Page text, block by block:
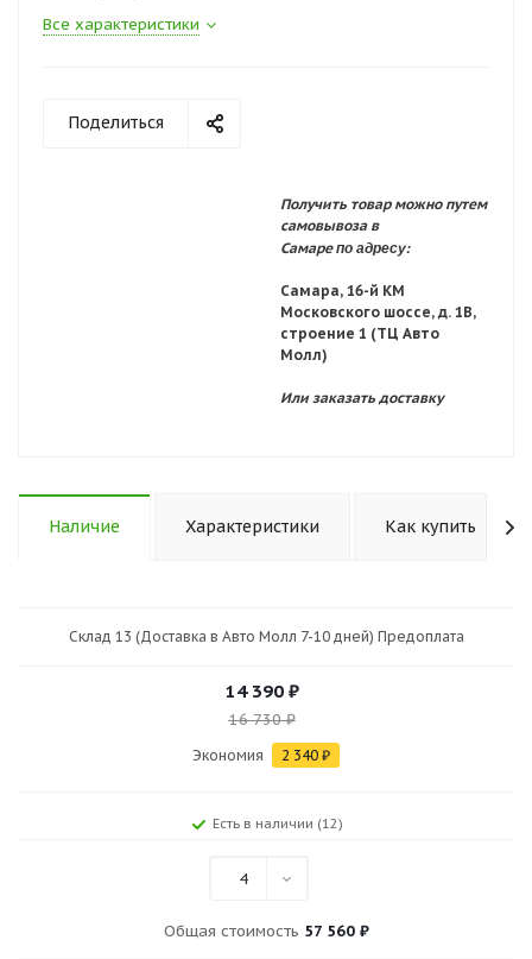
Все характеристики
Поделиться
Получить товар можно путем
самовывоза в
Самарепо адресу:
Самара, 16-й КМ
Московского шоссе, д. 1В,
строение 1 (ТЦ Авто
Молл)
Или заказать доставку
Наличие Характеристики Как купить
Склад 13 (Доставка в Авто Молл 7-10 дней) Предоплата
14 390₽
16 730₽
Экономия 2 340 ₽
Есть в наличии (12)
4
Общая стоимость 57 560 ₽